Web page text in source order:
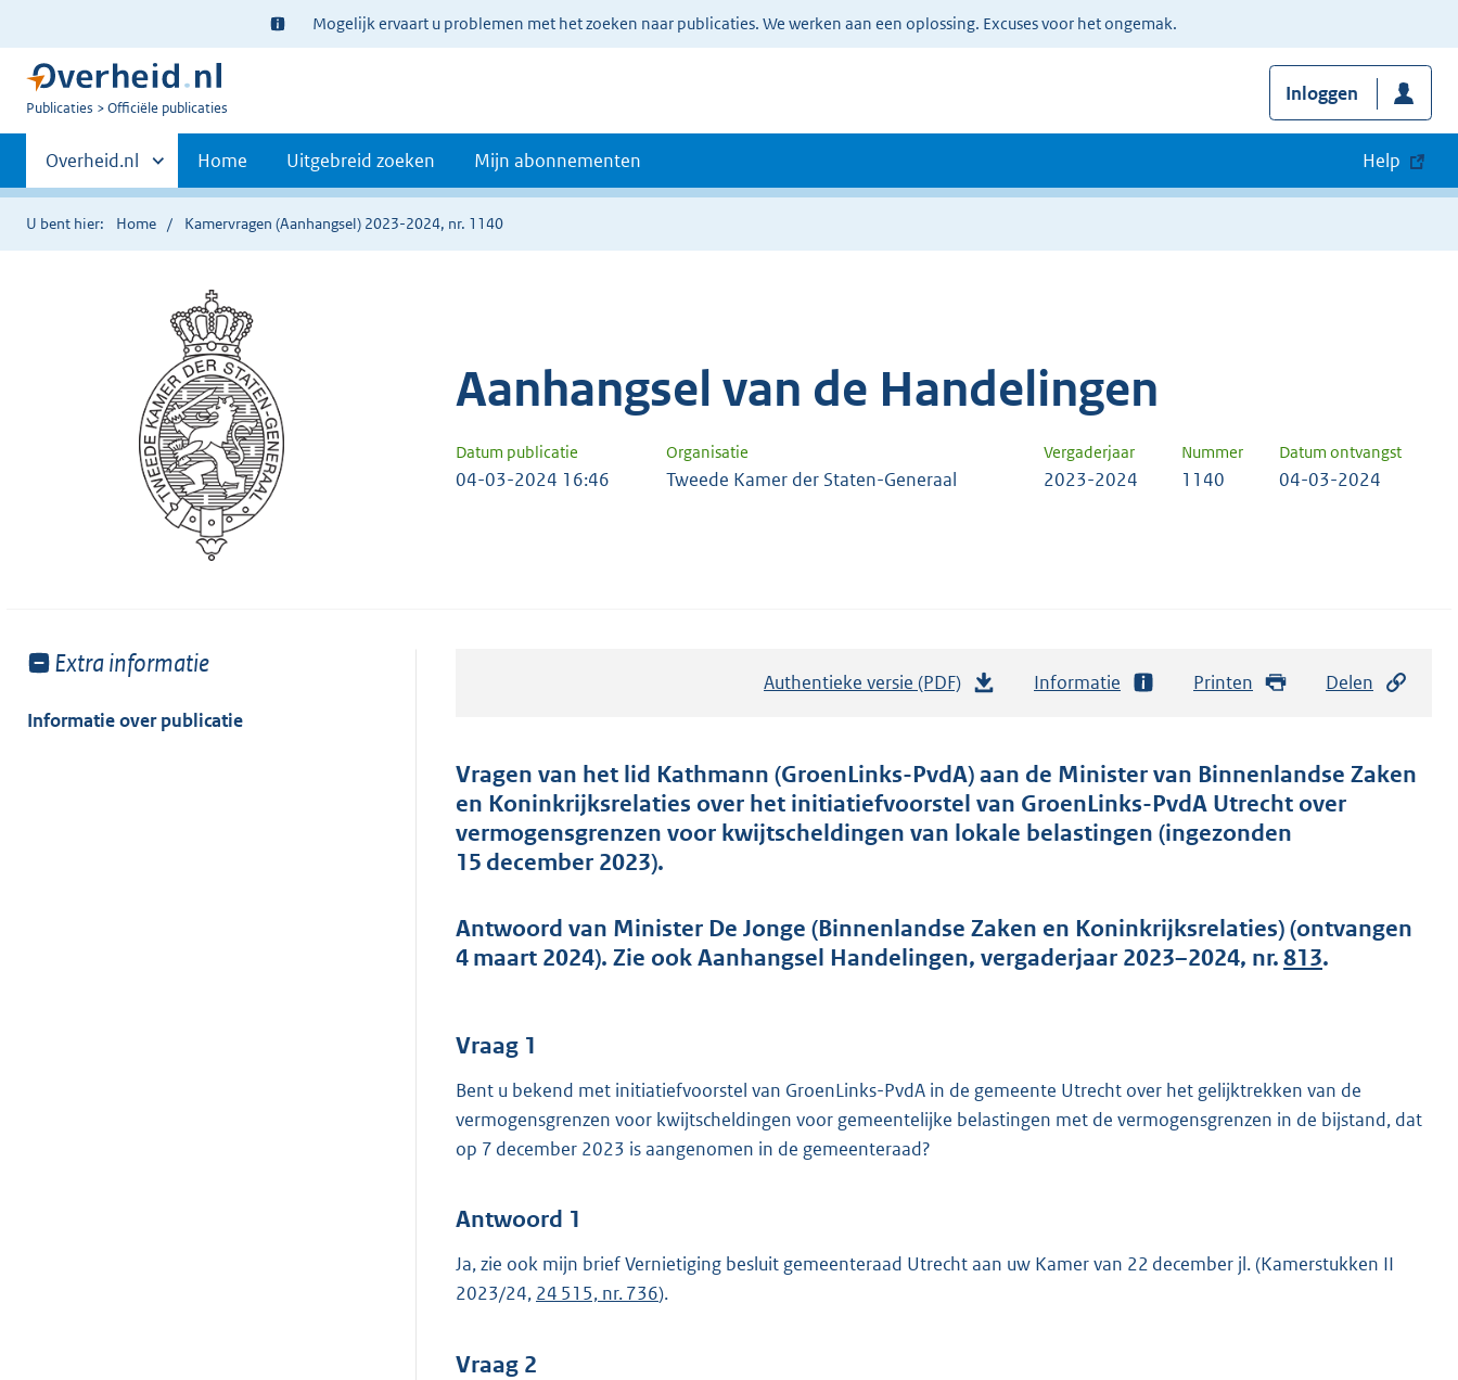
Ter
informatie:
Mogelijk ervaart u problemen met het zoeken naar publicaties. We werken aan een oplossing. Excuses voor het ongemak.
U
Publicaties Officiële publicaties
Inloggen
Primaire
navigatie
Andere
sites
binnen
Overheid.nl Home Uitgebreid zoeken Mijn abonnementen Help
U bent hier: Home Kamervragen (Aanhangsel) 2023-2024, nr. 1140
Aanhangsel van de Handelingen
Datum publicatie Organisatie Vergaderjaar Nummer Datum ontvangst
04-03-2024 16:46 Tweede Kamer der Staten-Generaal 2023-2024 1140 04-03-2024
Toon
van:
Extra informatie
Informatie over publicatie
Authentieke versie (PDF)
t
a
n
o
e
:
Informatie Printen Delen
Vragen van het lid Kathmann (GroenLinks-PvdA) aan de Minister van Binnenlandse Zaken
en Koninkrijksrelaties over het initiatiefvoorstel van GroenLinks-PvdA Utrecht over
vermogensgrenzen voor kwijtscheldingen van lokale belastingen (ingezonden
15 december 2023).
Antwoord van Minister De Jonge (Binnenlandse Zaken en Koninkrijksrelaties) (ontvangen
4 maart 2024). Zie ook Aanhangsel Handelingen, vergaderjaar 2023–2024, nr.813.
Vraag 1
Bent u bekend met initiatiefvoorstel van GroenLinks-PvdA in de gemeente Utrecht over het gelijktrekken van de
vermogensgrenzen voor kwijtscheldingen voor gemeentelijke belastingen met de vermogensgrenzen in de bijstand, dat
op 7 december 2023 is aangenomen in de gemeenteraad?
Antwoord 1
Ja, zie ook mijn brief Vernietiging besluit gemeenteraad Utrecht aan uw Kamer van 22 december jl. (Kamerstukken II
2023/24, 24 515, nr. 736).
Vraag 2